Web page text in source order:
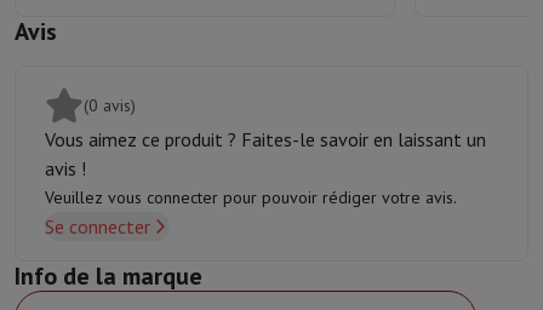
Avis
(0 avis)
Vous aimez ce produit ? Faites-le savoir en laissant un
avis !
Veuillez vous connecter pour pouvoir rédiger votre avis.
Se connecter
Info de la marque